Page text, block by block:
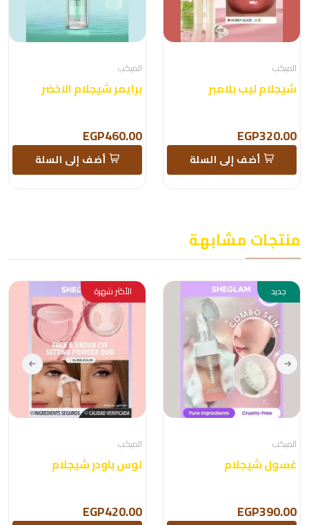
الميكب
شيجلام ليب بلامبر
EGP320.00
أضف إلى السلة
الميكب
برايمر شيجلام الاخضر
EGP460.00
أضف إلى السلة
منتجات مشابهة
جديد
الميكب
غسول شيجلام
EGP390.00
الأكثر شهرة
الميكب
لوس باودر شيجلام
EGP420.00